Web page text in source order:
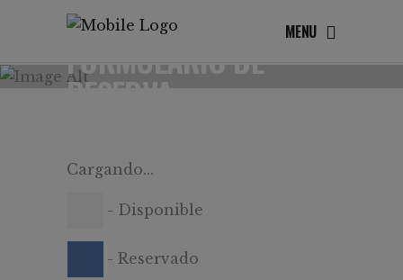
MENU
FORMULARIO DE
RESERVA
Cargando...
- Disponible
- Reservado